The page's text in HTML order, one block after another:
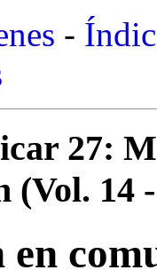
-
27:
(Vol. 14
en